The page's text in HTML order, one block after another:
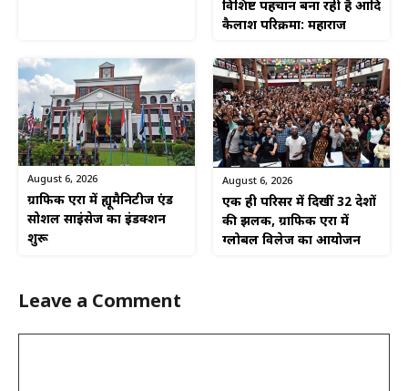
विशिष्ट पहचान बना रही है आदि
कैलाश परिक्रमा: महाराज
August 6, 2026
ग्राफिक एरा में ह्यूमैनिटीज एंड
सोशल साइंसेज का इंडक्शन
शुरू
August 6, 2026
एक ही परिसर में दिखीं 32 देशों
की झलक, ग्राफिक एरा में
ग्लोबल विलेज का आयोजन
Leave a Comment